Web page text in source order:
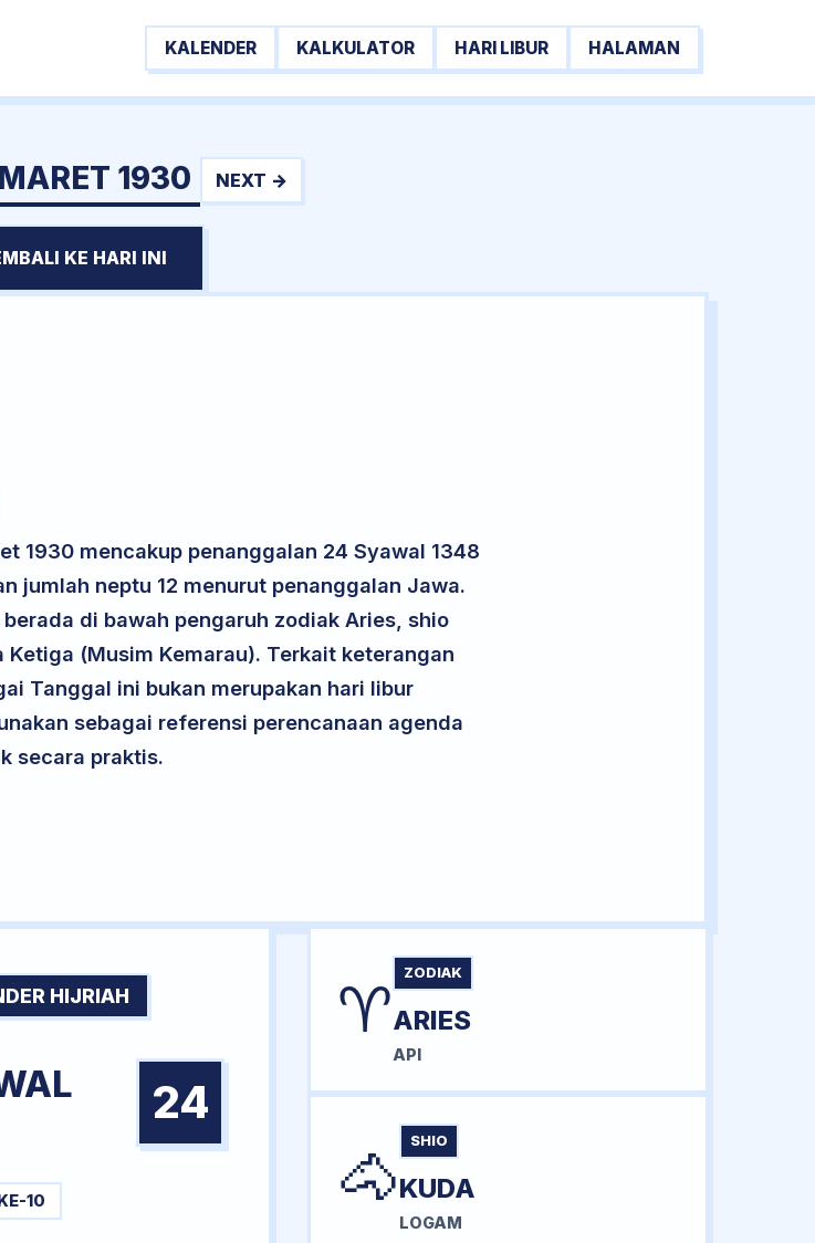
KALENDER KALKULATOR HARI LIBUR HALAMAN
1930 NEXT →
KE HARI INI
1930 mencakup penanggalan 24 Syawal 1348
jumlah neptu 12 menurut penanggalan Jawa.
di bawah pengaruh zodiak Aries, shio
(Musim Kemarau). Terkait keterangan
Tanggal ini bukan merupakan hari libur
sebagai referensi perencanaan agenda
secara praktis.
HIJRIAH
24
10
♈ ZODIAK
ARIES
API
🐴 SHIO
KUDA
LOGAM